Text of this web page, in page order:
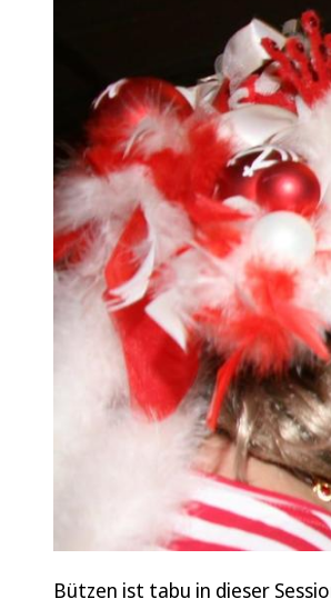
Bützen ist tabu in dieser